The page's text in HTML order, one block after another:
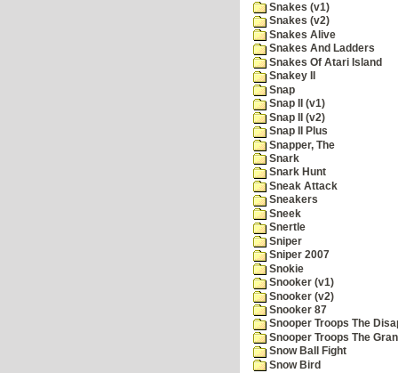
Snakes (v1)
Snakes (v2)
Snakes Alive
Snakes And Ladders
Snakes Of Atari Island
Snakey II
Snap
Snap II (v1)
Snap II (v2)
Snap II Plus
Snapper, The
Snark
Snark Hunt
Sneak Attack
Sneakers
Sneek
Snertle
Sniper
Sniper 2007
Snokie
Snooker (v1)
Snooker (v2)
Snooker 87
Snooper Troops The
Snooper Troops The
Snow Ball Fight
Snow Bird